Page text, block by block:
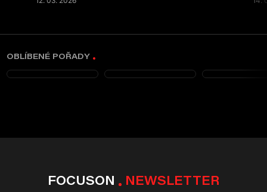
OBLÍBENÉ POŘADY
FOCUSON NEWSLETTER